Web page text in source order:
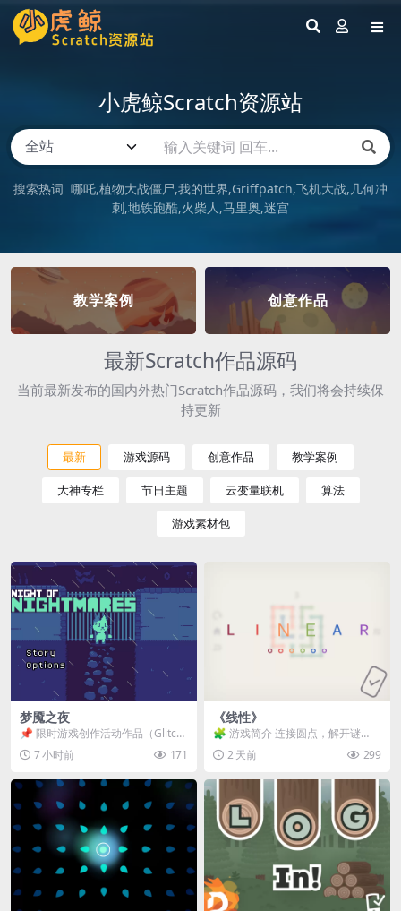
小虎鲸Scratch资源站
搜索热词 哪吒 植物大战僵尸 我的世界 Griffpatch 飞机大战 几何冲
刺 地铁跑酷 火柴人 马里奥 迷宫
教学案例 创意作品
最新Scratch作品源码
当前最新发布的国内外热门Scratch作品源码，我们将会持续保
持更新
最新 游戏源码 创意作品 教学案例
大神专栏 节日主题 云变量联机 算法
游戏素材包
梦魇之夜
📌 限时游戏创作活动作品（Glitch
Game Jam） 📖 故事背景 怪物四...
7 小时前 171
《线性》
🧩 游戏简介 连接圆点，解开谜
题。 ⚠️ 重要提示 所有关卡均可通
关，请确保使用...
2 天前 299